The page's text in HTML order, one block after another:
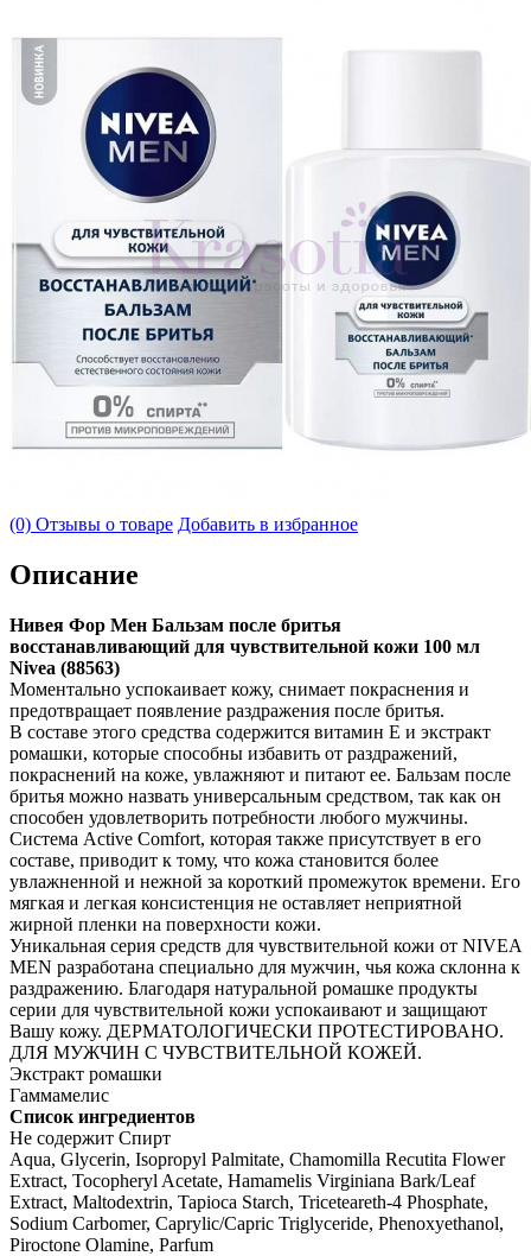
(0) Отзывы о товаре Добавить в избранное
Описание
Нивея Фор Мен Бальзам после бритья
восстанавливающий для чувствительной кожи 100 мл
Nivea (88563)
Моментально успокаивает кожу, снимает покраснения и
предотвращает появление раздражения после бритья.
В составе этого средства содержится витамин Е и экстракт
ромашки, которые способны избавить от раздражений,
покраснений на коже, увлажняют и питают ее. Бальзам после
бритья можно назвать универсальным средством, так как он
способен удовлетворить потребности любого мужчины.
Система Active Comfort, которая также присутствует в его
составе, приводит к тому, что кожа становится более
увлажненной и нежной за короткий промежуток времени. Его
мягкая и легкая консистенция не оставляет неприятной
жирной пленки на поверхности кожи.
Уникальная серия средств для чувствительной кожи от NIVEA
MEN разработана специально для мужчин, чья кожа склонна к
раздражению. Благодаря натуральной ромашке продукты
серии для чувствительной кожи успокаивают и защищают
Вашу кожу. ДЕРМАТОЛОГИЧЕСКИ ПРОТЕСТИРОВАНО.
ДЛЯ МУЖЧИН С ЧУВСТВИТЕЛЬНОЙ КОЖЕЙ.
Экстракт ромашки
Гаммамелис
Список ингредиентов
Не содержит Спирт
Aqua, Glycerin, Isopropyl Palmitate, Chamomilla Recutita Flower
Extract, Tocopheryl Acetate, Hamamelis Virginiana Bark/Leaf
Extract, Maltodextrin, Tapioca Starch, Triceteareth-4 Phosphate,
Sodium Carbomer, Caprylic/Capric Triglyceride, Phenoxyethanol,
Piroctone Olamine, Parfum